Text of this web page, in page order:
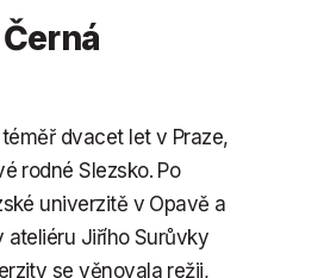
dvacet let v Praze,
rodné Slezsko. Po
univerzitě v Opavě a
ateliéru Jiřího Surůvky
se věnovala režii,